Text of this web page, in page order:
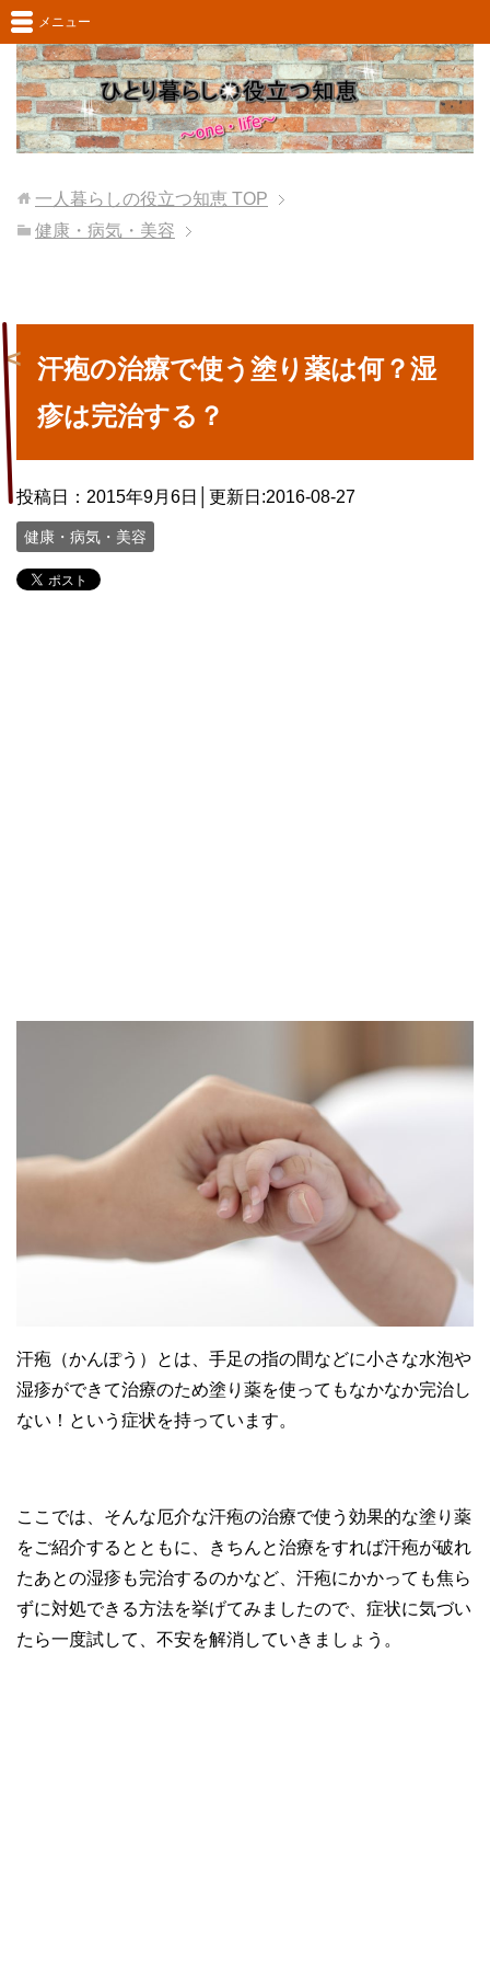
メニュー
一人暮らしの役立つ知恵 TOP
健康・病気・美容
汗疱の治療で使う塗り薬は何？湿
疹は完治する？
投稿日：2015年9月6日│更新日:2016-08-27
健康・病気・美容
汗疱（かんぽう）とは、手足の指の間などに小さな水泡や
湿疹ができて治療のため塗り薬を使ってもなかなか完治し
ない！という症状を持っています。
ここでは、そんな厄介な汗疱の治療で使う効果的な塗り薬
をご紹介するとともに、きちんと治療をすれば汗疱が破れ
たあとの湿疹も完治するのかなど、汗疱にかかっても焦ら
ずに対処できる方法を挙げてみましたので、症状に気づい
たら一度試して、不安を解消していきましょう。